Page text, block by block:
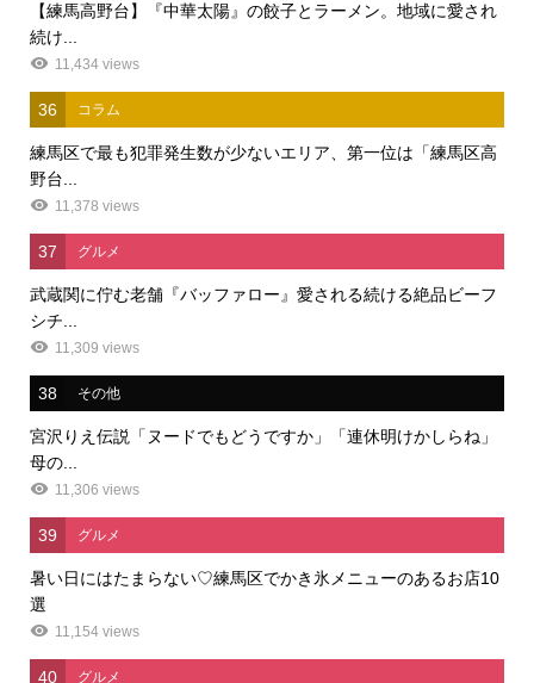
【練馬高野台】『中華太陽』の餃子とラーメン。地域に愛され
続け...
11,434 views
36 コラム
練馬区で最も犯罪発生数が少ないエリア、第一位は「練馬区高
野台...
11,378 views
37 グルメ
武蔵関に佇む老舗『バッファロー』愛される続ける絶品ビーフ
シチ...
11,309 views
38 その他
宮沢りえ伝説「ヌードでもどうですか」「連休明けかしらね」
母の...
11,306 views
39 グルメ
暑い日にはたまらない♡練馬区でかき氷メニューのあるお店10
選
11,154 views
40 グルメ